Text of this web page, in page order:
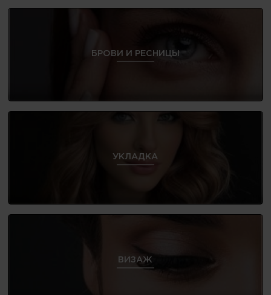
БРОВИ И РЕСНИЦЫ
УКЛАДКА
ВИЗАЖ